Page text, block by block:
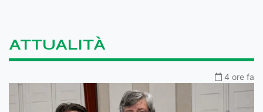
ATTUALITÀ
4 ore fa